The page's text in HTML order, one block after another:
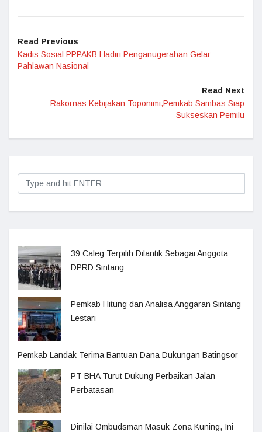
Read Previous
Kadis Sosial PPPAKB Hadiri Penganugerahan Gelar
Pahlawan Nasional
Read Next
Rakornas Kebijakan Toponimi,Pemkab Sambas Siap
Sukseskan Pemilu
39 Caleg Terpilih Dilantik Sebagai Anggota
DPRD Sintang
Pemkab Hitung dan Analisa Anggaran Sintang
Lestari
Pemkab Landak Terima Bantuan Dana Dukungan Batingsor
PT BHA Turut Dukung Perbaikan Jalan
Perbatasan
Dinilai Ombudsman Masuk Zona Kuning, Ini